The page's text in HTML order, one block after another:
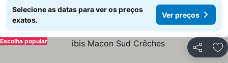
Selecione as datas para ver os preços
exatos.
Ver preços
Partilhar
Escolha popular